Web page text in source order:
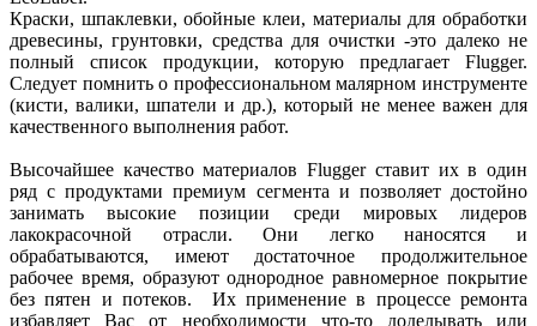
Краски, шпаклевки, обойные клеи, материалы для обработки
древесины, грунтовки, средства для очистки -это далеко не
полный список продукции, которую предлагает Flugger.
Следует помнить о профессиональном малярном инструменте
(кисти, валики, шпатели и др.), который не менее важен для
качественного выполнения работ.
Высочайшее качество материалов Flugger ставит их в один
ряд с продуктами премиум сегмента и позволяет достойно
занимать высокие позиции среди мировых лидеров
лакокрасочной отрасли. Они легко наносятся и
обрабатываются, имеют достаточное продолжительное
рабочее время, образуют однородное равномерное покрытие
без пятен и потеков. Их применение в процессе ремонта
избавляет Вас от необходимости что-то доделывать или